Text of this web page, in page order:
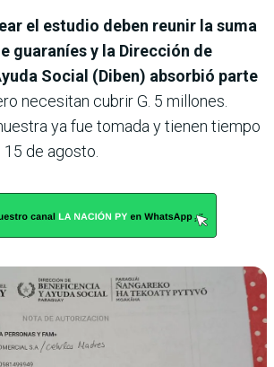
el estudio deben reunir la suma
guaraníes y la Dirección de
Social (Diben) absorbió parte
necesitan cubrir G. 5 millones.
ya fue tomada y tienen tiempo
15 de agosto.